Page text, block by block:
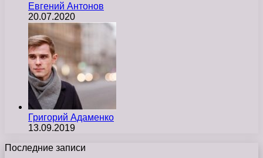
Евгений Антонов
20.07.2020
Григорий Адаменко
13.09.2019
Последние записи